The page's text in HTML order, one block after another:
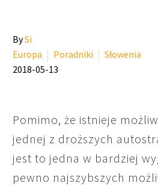
BySi
Europa
Poradniki
Słowenia
2018-05-13
Pomimo, że istnieje
jednej z droższych
jest to jedna w bardziej
pewno najszybszych